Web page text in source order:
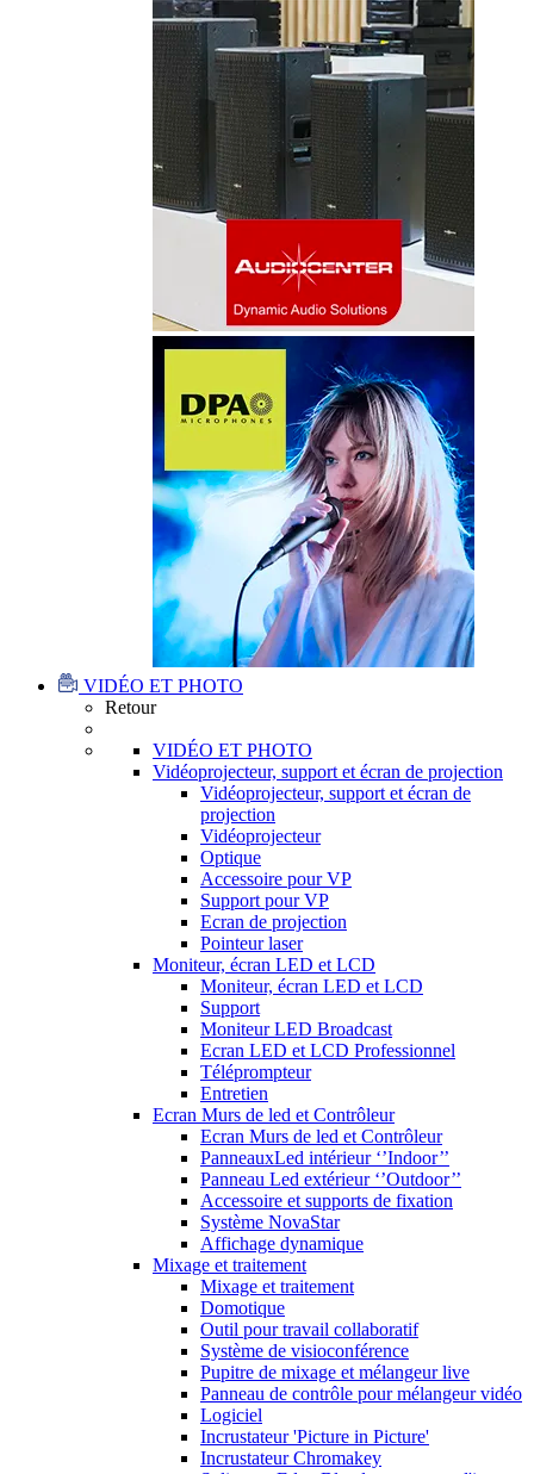
VIDÉO ET PHOTO
Retour
VIDÉO ET PHOTO
Vidéoprojecteur, support et écran de projection
Vidéoprojecteur, support et écran de
projection
Vidéoprojecteur
Optique
Accessoire pour VP
Support pour VP
Ecran de projection
Pointeur laser
Moniteur, écran LED et LCD
Moniteur, écran LED et LCD
Support
Moniteur LED Broadcast
Ecran LED et LCD Professionnel
Téléprompteur
Entretien
Ecran Murs de led et Contrôleur
Ecran Murs de led et Contrôleur
PanneauxLed intérieur ‘’Indoor’’
Panneau Led extérieur ‘’Outdoor’’
Accessoire et supports de fixation
Système NovaStar
Affichage dynamique
Mixage et traitement
Mixage et traitement
Domotique
Outil pour travail collaboratif
Système de visioconférence
Pupitre de mixage et mélangeur live
Panneau de contrôle pour mélangeur vidéo
Logiciel
Incrustateur 'Picture in Picture'
Incrustateur Chromakey